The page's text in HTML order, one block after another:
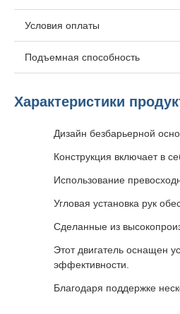
Условия оплаты
Подъемная способность
Характеристики
Дизайн безбарьерной
Конструкция включает в
Использование
Угловая установка рук
Сделанные из
Этот двигатель оснащен
эффективности.
Благодаря поддержке